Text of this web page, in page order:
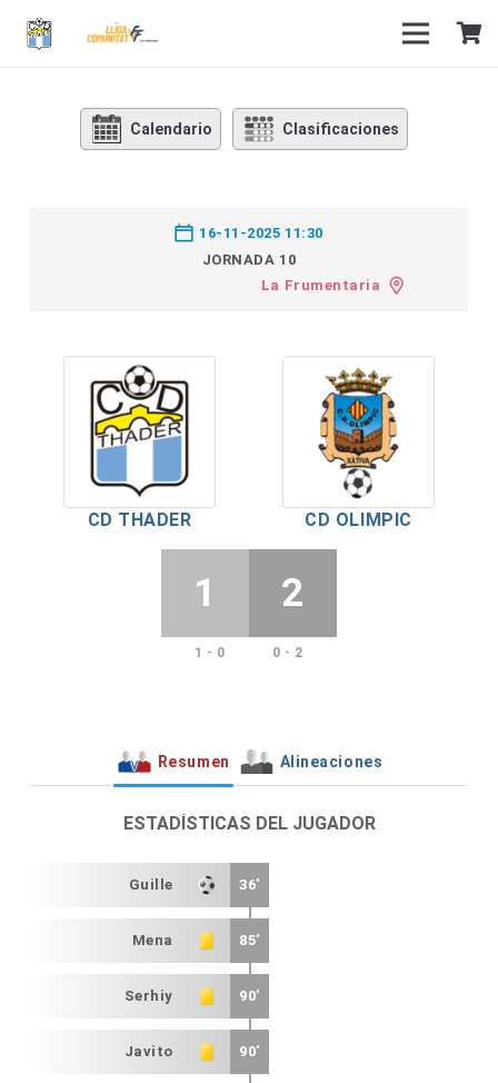
Calendario Clasificaciones
16-11-2025 11:30
JORNADA 10
La Frumentaria
CD THADER CD OLIMPIC
1 2
1 - 0 0 - 2
Resumen Alineaciones
ESTADÍSTICAS DEL JUGADOR
Guille 36'
Mena 85'
Serhiy 90'
Javito 90'